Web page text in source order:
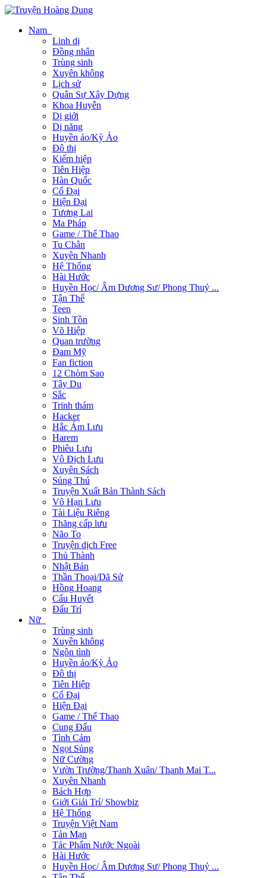
Nam
Linh dị
Đồng nhân
Trùng sinh
Xuyên không
Lịch sử
Quân Sự Xây Dựng
Khoa Huyễn
Dị giới
Dị năng
Huyền ảo/Kỳ Ảo
Đô thị
Kiếm hiệp
Tiên Hiệp
Hàn Quốc
Cổ Đại
Hiện Đại
Tương Lai
Ma Pháp
Game / Thể Thao
Tu Chân
Xuyên Nhanh
Hệ Thống
Hài Hước
Huyền Học/ Âm Dương Sư/ Phong Thuỷ ...
Tận Thế
Teen
Sinh Tồn
Võ Hiệp
Quan trường
Đam Mỹ
Fan fiction
12 Chòm Sao
Tây Du
Sắc
Trinh thám
Hacker
Hắc Ám Lưu
Harem
Phiêu Lưu
Vô Địch Lưu
Xuyên Sách
Sủng Thú
Truyện Xuất Bản Thành Sách
Vô Hạn Lưu
Tài Liệu Riêng
Thăng cấp lưu
Não To
Truyện dịch Free
Thủ Thành
Nhật Bản
Thần Thoại/Dã Sử
Hồng Hoang
Cẩu Huyết
Đấu Trí
Nữ
Trùng sinh
Xuyên không
Ngôn tình
Huyền ảo/Kỳ Ảo
Đô thị
Tiên Hiệp
Cổ Đại
Hiện Đại
Game / Thể Thao
Cung Đấu
Tình Cảm
Ngọt Sủng
Nữ Cường
Vườn Trường/Thanh Xuân/ Thanh Mai T...
Xuyên Nhanh
Bách Hợp
Giới Giải Trí/ Showbiz
Hệ Thống
Truyện Việt Nam
Tản Mạn
Tác Phẩm Nước Ngoài
Hài Hước
Huyền Học/ Âm Dương Sư/ Phong Thuỷ ...